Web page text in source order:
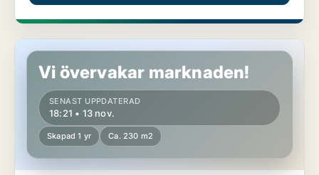
Kontor på Kungsholmen
Vi övervakar marknaden!
SENAST UPPDATERAD
18:21 • 13 nov.
Skapad 1 yr Ca. 230 m2